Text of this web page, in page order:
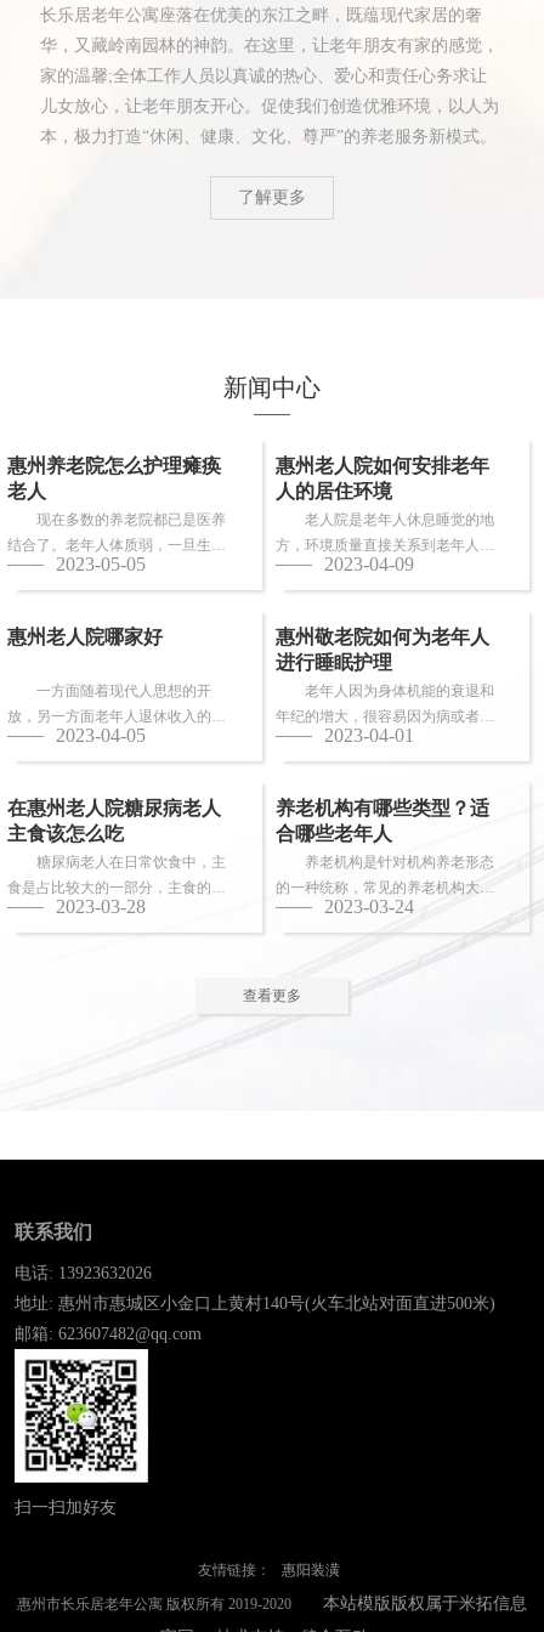
长乐居老年公寓座落在优美的东江之畔，既蕴现代家居的奢
华，又藏岭南园林的神韵。在这里，让老年朋友有家的感觉，
家的温馨;全体工作人员以真诚的热心、爱心和责任心务求让
儿女放心，让老年朋友开心。促使我们创造优雅环境，以人为
本，极力打造“休闲、健康、文化、尊严”的养老服务新模式。
了解更多
新闻中心
惠州养老院怎么护理瘫痪
老人
现在多数的养老院都已是医养
结合了。老年人体质弱，一旦生
病，多数情况下都会面临卧床修
养，这时候就需...
2023-05-05
惠州老人院如何安排老年
人的居住环境
老人院是老年人休息睡觉的地
方，环境质量直接关系到老年人的
健康长寿。由于老年人适应能力和
抗病能力较...
2023-04-09
惠州老人院哪家好
一方面随着现代人思想的开
放，另一方面老年人退休收入的稳
步上升，选择惠州老人院进行疗养
的老人越来越...
2023-04-05
惠州敬老院如何为老年人
进行睡眠护理
老年人因为身体机能的衰退和
年纪的增大，很容易因为病或者各
种各样的原因导致失眠、多梦，睡
眠质量差等...
2023-04-01
在惠州老人院糖尿病老人
主食该怎么吃
糖尿病老人在日常饮食中，主
食是占比较大的一部分，主食的选
择对控制血糖水平至关重要。那
么，糖尿病老...
2023-03-28
养老机构有哪些类型？适
合哪些老年人
养老机构是针对机构养老形态
的一种统称，常见的养老机构大致
有这些类型：养老社区、老年公
寓、养老院、...
2023-03-24
查看更多
联系我们
电话: 13923632026
地址: 惠州市惠城区小金口上黄村140号(火车北站对面直进500米)
邮箱: 623607482@qq.com
扫一扫加好友
友情链接：
惠阳装潢
惠州市长乐居老年公寓 版权所有 2019-2020
本站模版版权属于米拓信息